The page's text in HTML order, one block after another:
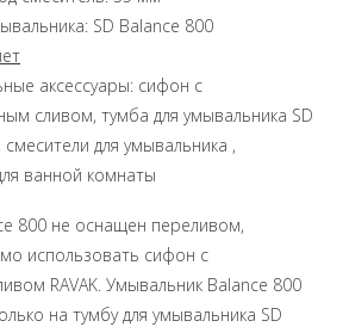
SD Balance 800
аксессуары: сифон с
сливом, тумба для умывальника SD
для умывальника ,
ванной комнаты
800 не оснащен переливом,
использовать сифон с
RAVAK. Умывальник Balance 800
на тумбу для умывальника SD